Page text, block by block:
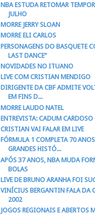
NBA ESTUDA RETOMAR
JULHO
MORRE JERRY SLOAN
MORRE ELI CARLOS
PERSONAGENS DO BASQUETE
LAST DANCE”
NOVIDADES NO ITUANO
LIVE COM CRISTIAN MENDIGO
DIRIGENTE DA CBF ADMITE
EM FINS D...
MORRE LAUDO NATEL
ENTREVISTA: CADUM
CRISTIAN VAI FALAR EM LIVE
FÓRMULA 1 COMPLETA 70
GRANDES HISTÓ...
APÓS 37 ANOS, NBA MUDA
BOLAS
LIVE DE BRUNO ARANHA FOI
VINÍCIUS BERGANTIN FALA DA
2002
JOGOS REGIONAIS E ABERTOS